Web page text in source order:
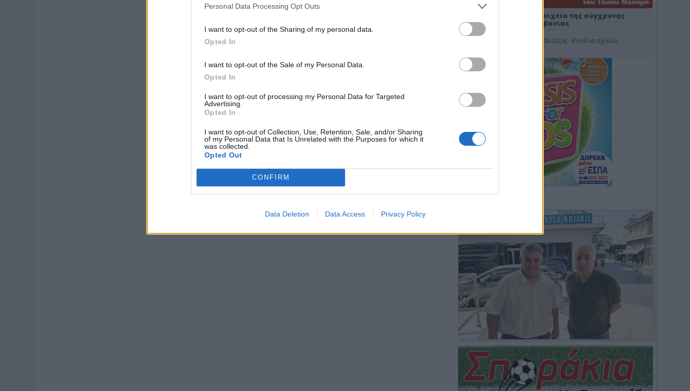
Personal Data Processing Opt Outs
I want to opt-out of the Sharing of my personal data.
Opted In
I want to opt-out of the Sale of my Personal Data.
Opted In
I want to opt-out of processing my Personal Data for Targeted
Advertising.
Opted In
I want to opt-out of Collection, Use, Retention, Sale, and/or Sharing
of my Personal Data that Is Unrelated with the Purposes for which it
was collected.
Opted Out
CONFIRM
Data Deletion Data Access Privacy Policy
Στοιχεία της σύγχρονης
Αλβανίας
19-06-2026 - Κανένα σχόλιο
Φωτοσχόλιο